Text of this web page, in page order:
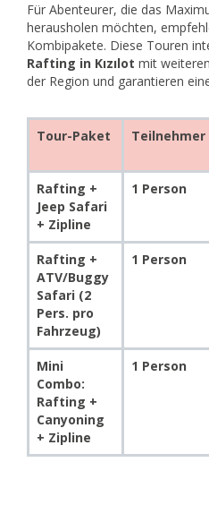
Für Abenteurer, die das
herausholen möchten,
Kombipakete. Diese Touren
Rafting in Kızılot mit
der Region und garantieren
Tour-Paket Teilnehmer
Rafting +
Jeep Safari
+ Zipline
1 Person
Rafting +
ATV/Buggy
Safari (2
Pers. pro
Fahrzeug)
1 Person
Mini
Combo:
Rafting +
Canyoning
+ Zipline
1 Person